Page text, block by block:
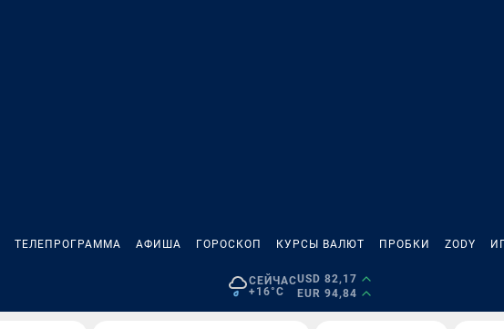
ТЕЛЕПРОГРАММА АФИША ГОРОСКОП КУРСЫ ВАЛЮТ ПРОБКИ ZODY
СЕЙЧАС
+16°C
USD 82,17
EUR 94,84